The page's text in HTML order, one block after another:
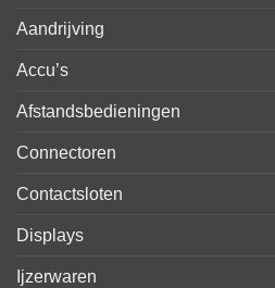
Aandrijving
Accu’s
Afstandsbedieningen
Connectoren
Contactsloten
Displays
Ijzerwaren